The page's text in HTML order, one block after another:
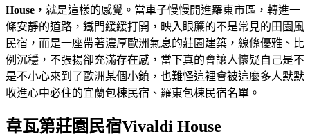
House ，就是這樣的感覺。當車子慢慢開進羅東市區，轉進一
條安靜的道路，鐵門緩緩打開，映入眼簾的不是常見的田園風
民宿，而是一座帶著濃厚歐洲氣息的莊園建築，線條優雅、比
例沉穩，不張揚卻充滿存在感，當下真的會讓人懷疑自己是不
是不小心來到了歐洲某個小鎮，也難怪這裡會被這麼多人默默
收進心中必住的宜蘭包棟民宿、羅東包棟民宿名單。
韋瓦第莊園民宿Vivaldi House